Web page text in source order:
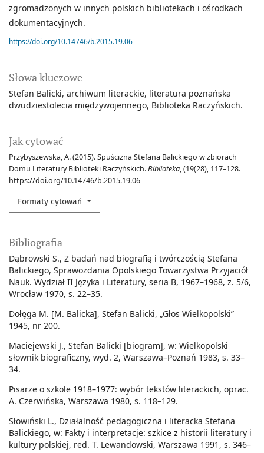
Słowa kluczowe
Stefan Balicki archiwum literackie literatura poznańska
dwudziestolecia międzywojennego Biblioteka Raczyńskich.
Jak cytować
Przybyszewska, A. (2015). Spuścizna Stefana Balickiego w zbiorach
Domu Literatury Biblioteki Raczyńskich.Biblioteka, (19(28), 117–128.
https://doi.org/10.14746/b.2015.19.06
Formaty cytowań
zgromadzonych w innych polskich bibliotekach i ośrodkach
dokumentacyjnych.
https://doi.org/10.14746/b.2015.19.06
Bibliografia
Dąbrowski S., Z badań nad biografią i twórczością Stefana
Balickiego, Sprawozdania Opolskiego Towarzystwa Przyjaciół
Nauk. Wydział II Języka i Literatury, seria B, 1967–1968, z. 5/6,
Wrocław 1970, s. 22–35.
Dołęga M. [M. Balicka], Stefan Balicki, „Głos Wielkopolski”
1945, nr 200.
Maciejewski J., Stefan Balicki [biogram], w: Wielkopolski
słownik biograficzny, wyd. 2, Warszawa–Poznań 1983, s. 33–
34.
Pisarze o szkole 1918–1977: wybór tekstów literackich, oprac.
A. Czerwińska, Warszawa 1980, s. 118–129.
Słowiński L., Działalność pedagogiczna i literacka Stefana
Balickiego, w: Fakty i interpretacje: szkice z historii literatury i
kultury polskiej, red. T. Lewandowski, Warszawa 1991, s. 346–